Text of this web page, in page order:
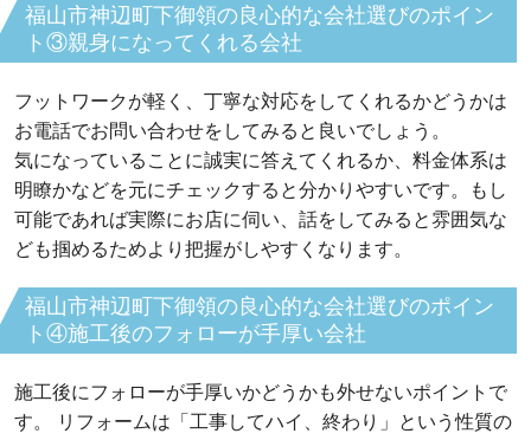
福山市神辺町下御領の良心的な会社選びのポイン
ト③親身になってくれる会社
フットワークが軽く、丁寧な対応をしてくれるかどうかは
お電話でお問い合わせをしてみると良いでしょう。
気になっていることに誠実に答えてくれるか、料金体系は
明瞭かなどを元にチェックすると分かりやすいです。もし
可能であれば実際にお店に伺い、話をしてみると雰囲気な
ども掴めるためより把握がしやすくなります。
福山市神辺町下御領の良心的な会社選びのポイン
ト④施工後のフォローが手厚い会社
施工後にフォローが手厚いかどうかも外せないポイントで
す。 リフォームは「工事してハイ、終わり」という性質の